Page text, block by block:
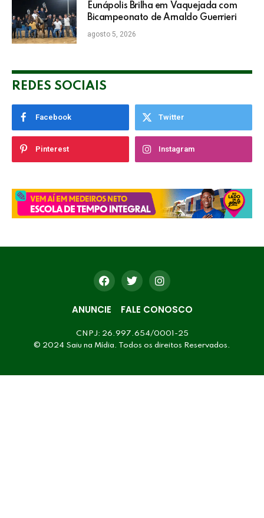
Eunápolis Brilha em Vaquejada com
Bicampeonato de Arnaldo Guerrieri
agosto 5, 2026
REDES SOCIAIS
Facebook Twitter
Pinterest Instagram
ANUNCIE FALE CONOSCO
CNPJ: 26.997.654/0001-25
© 2024 Saiu na Mídia. Todos os direitos Reservados.